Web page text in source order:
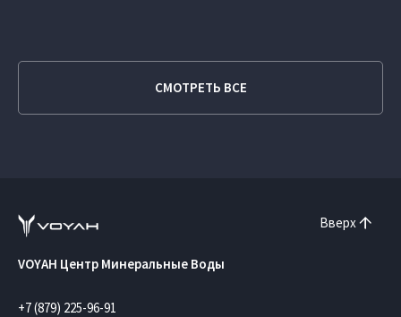
СМОТРЕТЬ ВСЕ
Вверх
VOYAH Центр Минеральные Воды
+7 (879) 225-96-91